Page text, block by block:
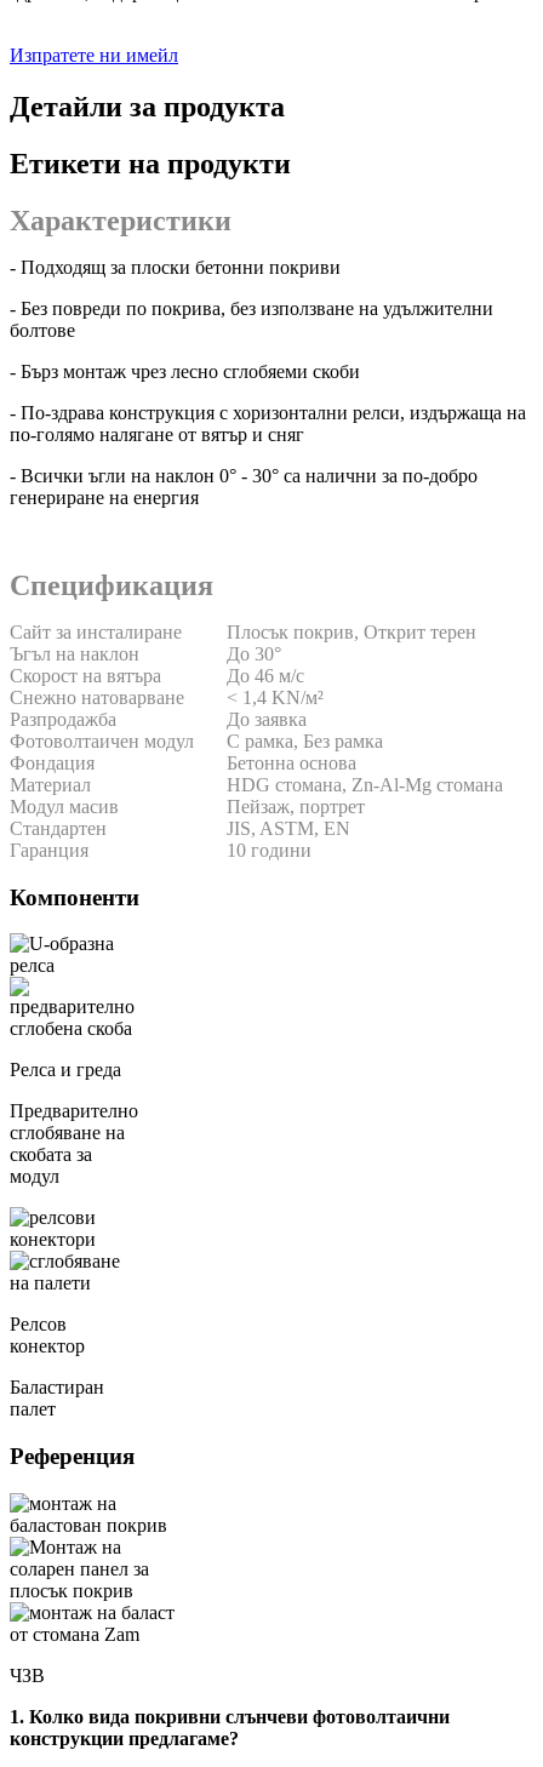
Изпратете ни имейл
Детайли за продукта
Етикети на продукти
Характеристики
- Подходящ за плоски бетонни покриви
- Без повреди по покрива, без използване на удължителни
болтове
- Бърз монтаж чрез лесно сглобяеми скоби
- По-здрава конструкция с хоризонтални релси, издържаща на
по-голямо налягане от вятър и сняг
- Всички ъгли на наклон 0° - 30° са налични за по-добро
генериране на енергия
Спецификация
Сайт за инсталиране
Плосък покрив, Открит терен
Ъгъл на наклон
До 30°
Скорост на вятъра
До 46 м/с
Снежно натоварване
< 1,4 KN/м²
Разпродажба
До заявка
Фотоволтаичен модул
С рамка, Без рамка
Фондация
Бетонна основа
Материал
HDG стомана, Zn-Al-Mg стомана
Модул масив
Пейзаж, портрет
Стандартен
JIS, ASTM, EN
Гаранция
10 години
Компоненти
Релса и греда
Предварително
сглобяване на
скобата за
модул
Релсов
конектор
Баластиран
палет
Референция
ЧЗВ
1. Колко вида покривни слънчеви фотоволтаични
конструкции предлагаме?